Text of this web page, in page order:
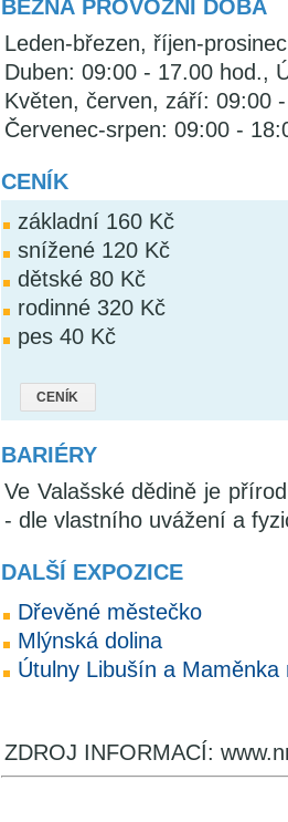
BĚŽNÁ PROVOZNÍ DOBA
Leden-březen, říjen-
Duben: 09:00 - 17.00 hod.,
Květen, červen, září: 09:00
Červenec-srpen: 09:00 -
CENÍK
základní 160 Kč
snížené 120 Kč
dětské 80 Kč
rodinné 320 Kč
pes 40 Kč
CENÍK
BARIÉRY
Ve Valašské dědině je
- dle vlastního uvážení a
DALŠÍ EXPOZICE
Dřevěné městečko
Mlýnská dolina
Útulny Libušín a Maměnka
ZDROJ INFORMACÍ: